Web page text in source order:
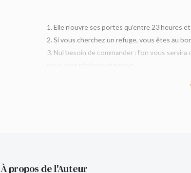
1. Elle n’ouvre ses portes qu’entre 23 heures
2. Si vous cherchez un refuge, vous êtes au
3. Nul besoin de commander : l’on vous servira
À propos de l'Auteur